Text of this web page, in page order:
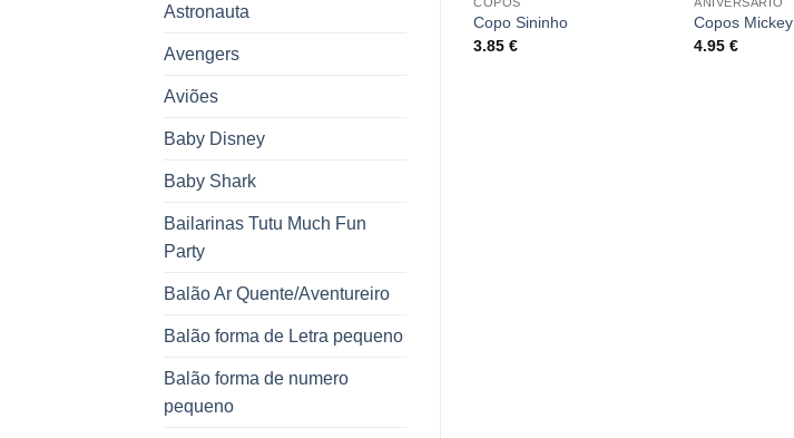
Astronauta
Avengers
Aviões
Baby Disney
Baby Shark
Bailarinas Tutu Much Fun
Party
Balão Ar Quente/Aventureiro
Balão forma de Letra pequeno
Balão forma de numero
pequeno
Copo Sininho
3.85€
Copos Mickey
4.95€
copos papel baunilha